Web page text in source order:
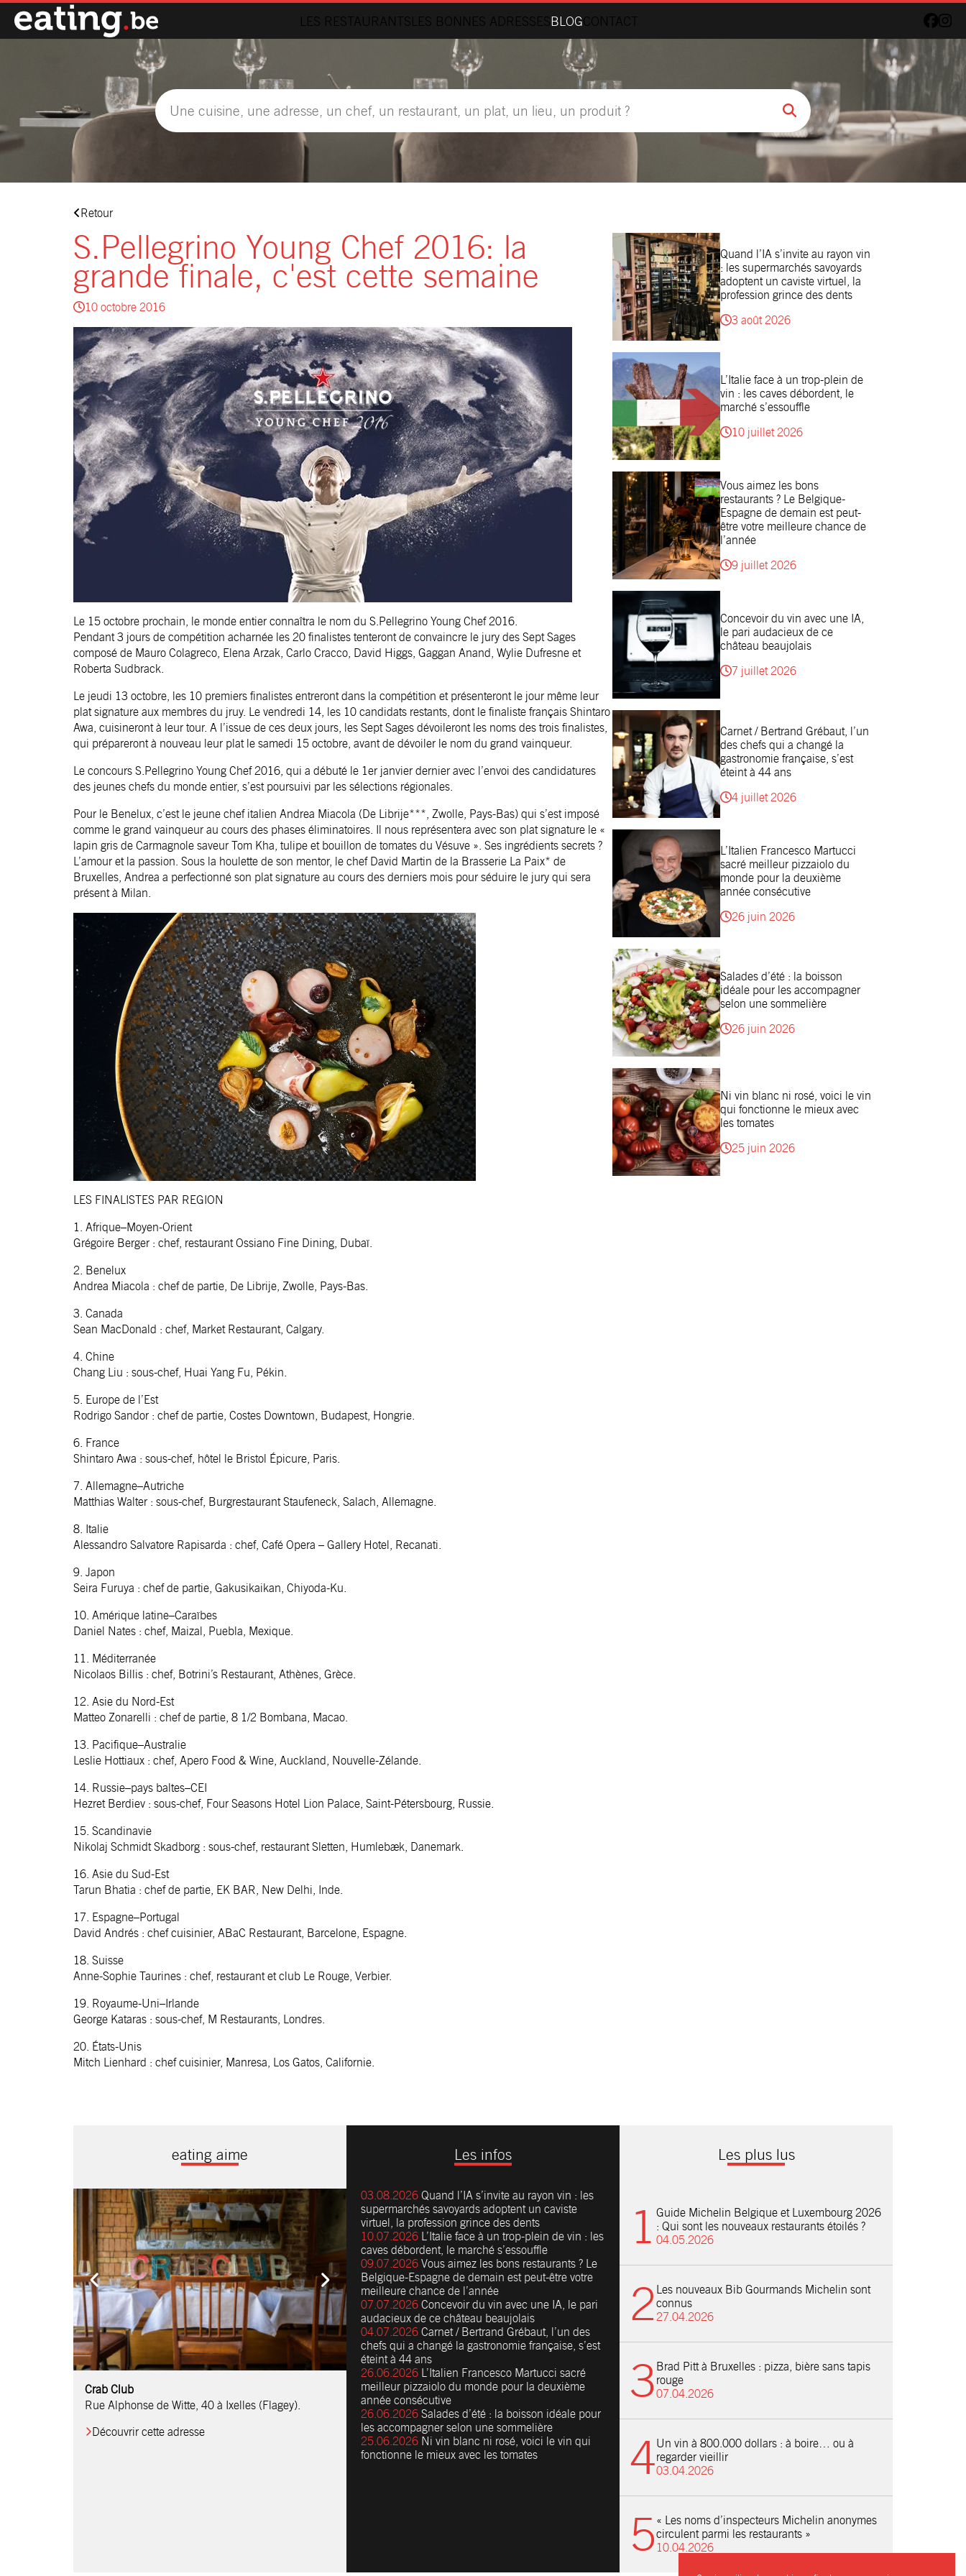
LES RESTAURANTSLES BONNES ADRESSESBLOGCONTACT
Retour
S.Pellegrino Young Chef 2016: la
grande finale, c'est cette semaine
10 octobre 2016
Le 15 octobre prochain, le monde entier connaîtra le nom du S.Pellegrino Young Chef 2016.
Pendant 3 jours de compétition acharnée les 20 finalistes tenteront de convaincre le jury des Sept Sages
composé de Mauro Colagreco, Elena Arzak, Carlo Cracco, David Higgs, Gaggan Anand, Wylie Dufresne et
Roberta Sudbrack.
Le jeudi 13 octobre, les 10 premiers finalistes entreront dans la compétition et présenteront le jour même leur
plat signature aux membres du jruy. Le vendredi 14, les 10 candidats restants, dont le finaliste français Shintaro
Awa, cuisineront à leur tour. A l’issue de ces deux jours, les Sept Sages dévoileront les noms des trois finalistes,
qui prépareront à nouveau leur plat le samedi 15 octobre, avant de dévoiler le nom du grand vainqueur.
Le concours S.Pellegrino Young Chef 2016, qui a débuté le 1er janvier dernier avec l’envoi des candidatures
des jeunes chefs du monde entier, s’est poursuivi par les sélections régionales.
Pour le Benelux, c’est le jeune chef italien Andrea Miacola (De Librije***, Zwolle, Pays-Bas) qui s’est imposé
comme le grand vainqueur au cours des phases éliminatoires. Il nous représentera avec son plat signature le «
lapin gris de Carmagnole saveur Tom Kha, tulipe et bouillon de tomates du Vésuve ». Ses ingrédients secrets ?
L’amour et la passion. Sous la houlette de son mentor, le chef David Martin de la Brasserie La Paix* de
Bruxelles, Andrea a perfectionné son plat signature au cours des derniers mois pour séduire le jury qui sera
présent à Milan.
LES FINALISTES PAR REGION
1. Afrique–Moyen-Orient
Grégoire Berger : chef, restaurant Ossiano Fine Dining, Dubaï.
2. Benelux
Andrea Miacola : chef de partie, De Librije, Zwolle, Pays-Bas.
3. Canada
Sean MacDonald : chef, Market Restaurant, Calgary.
4. Chine
Chang Liu : sous-chef, Huai Yang Fu, Pékin.
5. Europe de l’Est
Rodrigo Sandor : chef de partie, Costes Downtown, Budapest, Hongrie.
6. France
Shintaro Awa : sous-chef, hôtel le Bristol Épicure, Paris.
7. Allemagne–Autriche
Matthias Walter : sous-chef, Burgrestaurant Staufeneck, Salach, Allemagne.
8. Italie
Alessandro Salvatore Rapisarda : chef, Café Opera – Gallery Hotel, Recanati.
9. Japon
Seira Furuya : chef de partie, Gakusikaikan, Chiyoda-Ku.
10. Amérique latine–Caraïbes
Daniel Nates : chef, Maizal, Puebla, Mexique.
11. Méditerranée
Nicolaos Billis : chef, Botrini’s Restaurant, Athènes, Grèce.
12. Asie du Nord-Est
Matteo Zonarelli : chef de partie, 8 1/2 Bombana, Macao.
13. Pacifique–Australie
Leslie Hottiaux : chef, Apero Food & Wine, Auckland, Nouvelle-Zélande.
14. Russie–pays baltes–CEI
Hezret Berdiev : sous-chef, Four Seasons Hotel Lion Palace, Saint-Pétersbourg, Russie.
15. Scandinavie
Nikolaj Schmidt Skadborg : sous-chef, restaurant Sletten, Humlebæk, Danemark.
16. Asie du Sud-Est
Tarun Bhatia : chef de partie, EK BAR, New Delhi, Inde.
17. Espagne–Portugal
David Andrés : chef cuisinier, ABaC Restaurant, Barcelone, Espagne.
18. Suisse
Anne-Sophie Taurines : chef, restaurant et club Le Rouge, Verbier.
19. Royaume-Uni–Irlande
George Kataras : sous-chef, M Restaurants, Londres.
20. États-Unis
Mitch Lienhard : chef cuisinier, Manresa, Los Gatos, Californie.
Quand l’IA s’invite au rayon vin
: les supermarchés savoyards
adoptent un caviste virtuel, la
profession grince des dents
3 août 2026
L’Italie face à un trop-plein de
vin : les caves débordent, le
marché s’essouffle
10 juillet 2026
Vous aimez les bons
restaurants ? Le Belgique-
Espagne de demain est peut-
être votre meilleure chance de
l’année
9 juillet 2026
Concevoir du vin avec une IA,
le pari audacieux de ce
château beaujolais
7 juillet 2026
Carnet / Bertrand Grébaut, l’un
des chefs qui a changé la
gastronomie française, s’est
éteint à 44 ans
4 juillet 2026
L’Italien Francesco Martucci
sacré meilleur pizzaiolo du
monde pour la deuxième
année consécutive
26 juin 2026
Salades d’été : la boisson
idéale pour les accompagner
selon une sommelière
26 juin 2026
Ni vin blanc ni rosé, voici le vin
qui fonctionne le mieux avec
les tomates
25 juin 2026
eating aime
Comptoir Chouchou
Crab Club
Rue Alphonse de Witte, 40 à Ixelles (Flagey).
Découvrir cette adresse
OM Restaurant
Table & Comptoir
Le Relais d’Orti
Studio 97
Löctave Restaurant
F-eat Restaurant
L’Art des Mets
Restaurant Harmonie
La Table de Jean
Les infos
03.08.2026 Quand l’IA s’invite au rayon vin : les
supermarchés savoyards adoptent un caviste
virtuel, la profession grince des dents
10.07.2026 L’Italie face à un trop-plein de vin : les
caves débordent, le marché s’essouffle
09.07.2026 Vous aimez les bons restaurants ? Le
Belgique-Espagne de demain est peut-être votre
meilleure chance de l’année
07.07.2026 Concevoir du vin avec une IA, le pari
audacieux de ce château beaujolais
04.07.2026 Carnet / Bertrand Grébaut, l’un des
chefs qui a changé la gastronomie française, s’est
éteint à 44 ans
26.06.2026 L’Italien Francesco Martucci sacré
meilleur pizzaiolo du monde pour la deuxième
année consécutive
26.06.2026 Salades d’été : la boisson idéale pour
les accompagner selon une sommelière
25.06.2026 Ni vin blanc ni rosé, voici le vin qui
fonctionne le mieux avec les tomates
Les plus lus
Guide Michelin Belgique et Luxembourg 2026
: Qui sont les nouveaux restaurants étoilés ?
04.05.2026
Les nouveaux Bib Gourmands Michelin sont
connus
27.04.2026
Brad Pitt à Bruxelles : pizza, bière sans tapis
rouge
07.04.2026
Un vin à 800.000 dollars : à boire… ou à
regarder vieillir
03.04.2026
« Les noms d’inspecteurs Michelin anonymes
circulent parmi les restaurants »
10.04.2026